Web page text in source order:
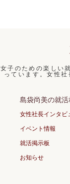
女子のための楽しい
っています。女性
島袋尚美の就活
女性社長インタビ
イベント情報
就活掲示板
お知らせ